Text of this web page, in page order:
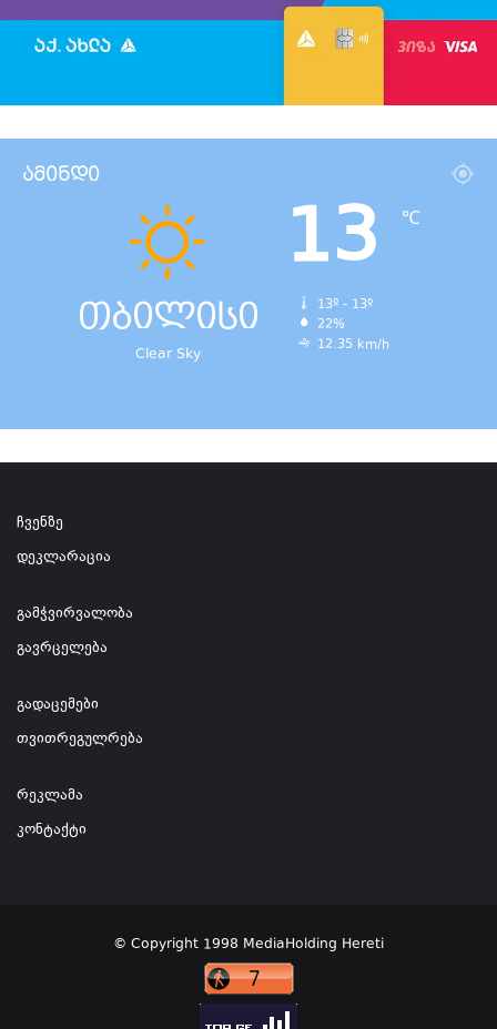
ამინდი
თბილისი
Clear Sky
13 ℃
13º - 13º
22%
12.35 km/h
ჩვენზე
დეკლარაცია
გამჭვირვალობა
გავრცელება
გადაცემები
თვითრეგულრება
რეკლამა
კონტაქტი
© Copyright 1998 MediaHolding Hereti